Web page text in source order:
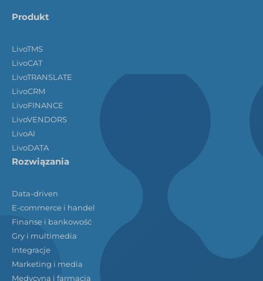
Produkt
LivoTMS
LivoCAT
LivoTRANSLATE
LivoCRM
LivoFINANCE
LivoVENDORS
LivoAI
LivoDATA
Rozwiązania
Data-driven
E-commerce i handel
Finanse i bankowość
Gry i multimedia
Integracje
Marketing i media
Medycyna i farmacja